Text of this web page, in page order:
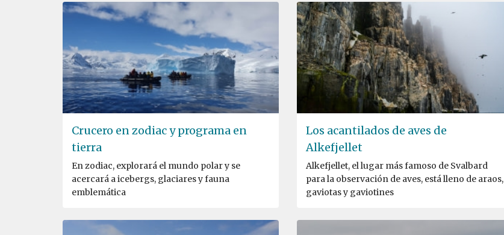
Crucero en zodiac y programa en
tierra
En zodiac, explorará el mundo polar y se
acercará a icebergs, glaciares y fauna
emblemática
Los acantilados de aves de
Alkefjellet
Alkefjellet, el lugar más famoso de Svalbard
para la observación de aves, está lleno de araos,
gaviotas y gaviotines